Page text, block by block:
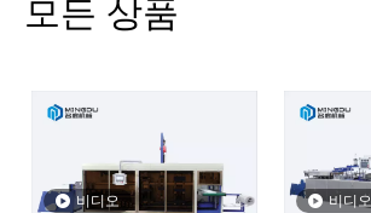
모든 상품
비디오 비디오